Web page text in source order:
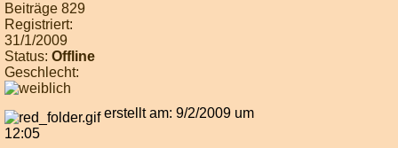
Beiträge 829
Registriert:
31/1/2009
Status: Offline
Geschlecht:
erstellt am: 9/2/2009 um
12:05